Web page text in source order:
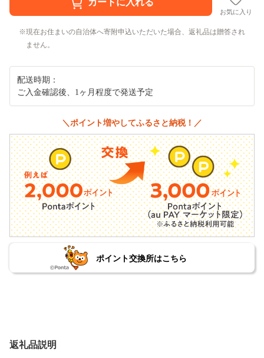
お気に入り
現在お住まいの自治体へ寄附申込いただいた場合、返礼品は贈答され
ません。
配送時期：
ご入金確認後、1ヶ月程度で発送予定
＼ポイント増やしてふるさと納税！／
ポイント交換所はこちら
返礼品説明